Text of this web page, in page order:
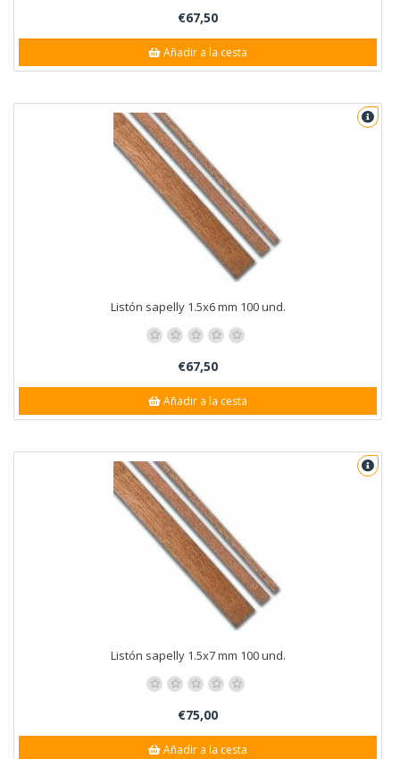
€67,50
Añadir a la cesta
Listón sapelly 1.5x6 mm 100 und.
€67,50
Añadir a la cesta
Listón sapelly 1.5x7 mm 100 und.
€75,00
Añadir a la cesta